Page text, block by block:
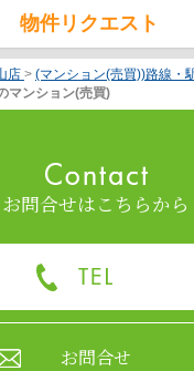
物件リクエスト
店 > (マンション(売買))路線・
マンション(売買)
お問合せはこちらから
お問合せ